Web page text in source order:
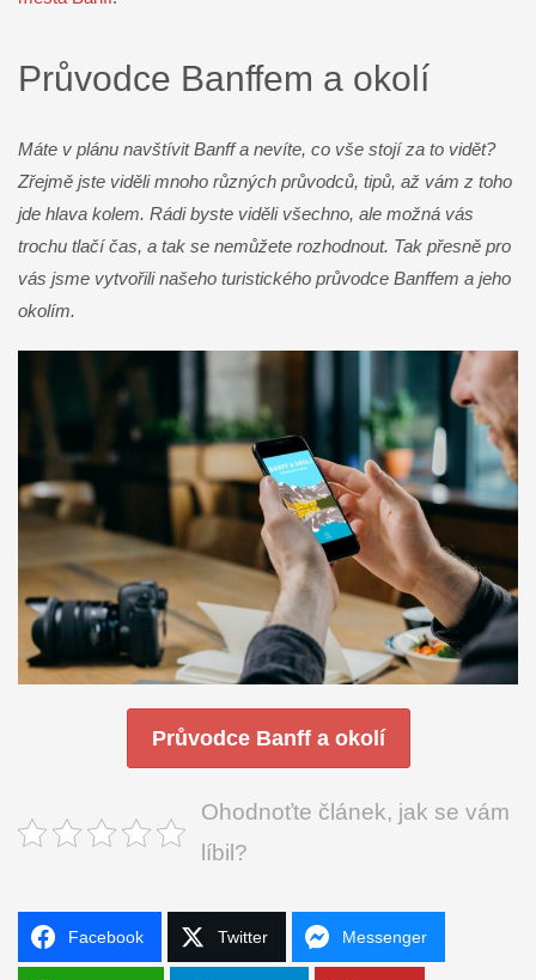
Průvodce Banffem a okolí
Máte v plánu navštívit Banff a nevíte, co vše stojí za to vidět?
Zřejmě jste viděli mnoho různých průvodců, tipů, až vám z toho
jde hlava kolem. Rádi byste viděli všechno, ale možná vás
trochu tlačí čas, a tak se nemůžete rozhodnout. Tak přesně pro
vás jsme vytvořili našeho turistického průvodce Banffem a jeho
okolím.
Průvodce Banff a okolí
Ohodnoťte článek, jak se vám
líbil?
Facebook Twitter Messenger